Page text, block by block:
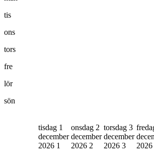
tis
ons
tors
fre
lör
sön
tisdag 1
december
2026 1
onsdag 2
december
2026 2
torsdag 3
december
2026 3
2026